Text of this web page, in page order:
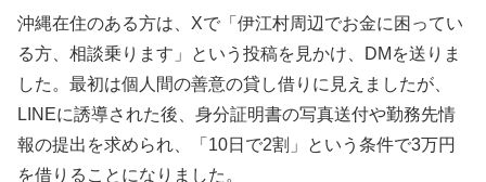
沖縄在住のある方は、Xで「伊江村周辺でお金に困ってい
る方、相談乗ります」という投稿を見かけ、DMを送りま
した。最初は個人間の善意の貸し借りに見えましたが、
LINEに誘導された後、身分証明書の写真送付や勤務先情
報の提出を求められ、「10日で2割」という条件で3万円
を借りることになりました。